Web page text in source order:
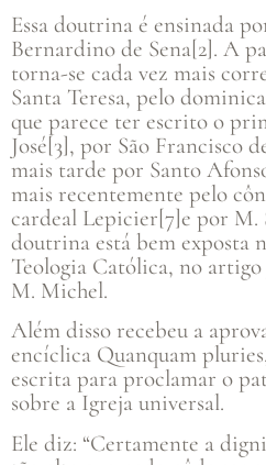
Essa doutrina é ensinada
Bernardino de Sena[2]. A
torna-se cada vez mais
Santa Teresa, pelo
que parece ter escrito o
José[3], por São Francisco
mais tarde por Santo
mais recentemente pelo
cardeal Lepicier[7]e por M.
doutrina está bem exposta
Teologia Católica, no
M. Michel.
Além disso recebeu a
encíclica Quanquam
escrita para proclamar o
sobre a Igreja universal.
Ele diz: “Certamente a